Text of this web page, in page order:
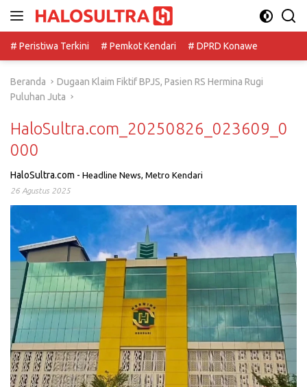
# Peristiwa Terkini
# Pemkot Kendari # DPRD Konawe
Beranda
Dugaan Klaim Fiktif BPJS, Pasien RS Hermina Rugi
Puluhan Juta
HaloSultra.com_20250826_023609_0
000
HaloSultra.com - Headline News, Metro Kendari
26 Agustus 2025